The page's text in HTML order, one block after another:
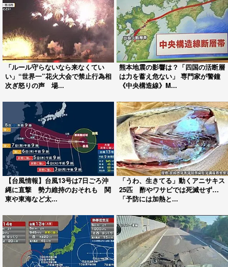
「ルール守らないなら来なくてい
い」“世界一”花火大会で禁止行為相
次ぎ怒りの声 場...
熊本地震の影響は？「四国の活断層
は力を蓄え危ない」 専門家が警鐘
《中央構造線》M...
【台風情報】台風13号は7日ごろ沖
縄に直撃 勢力維持のおそれも 関
東や東海など太...
「うわ、生きてる」動くアニサキス
25匹 酢やワサビでは死滅せず…
「予防には加熱と...